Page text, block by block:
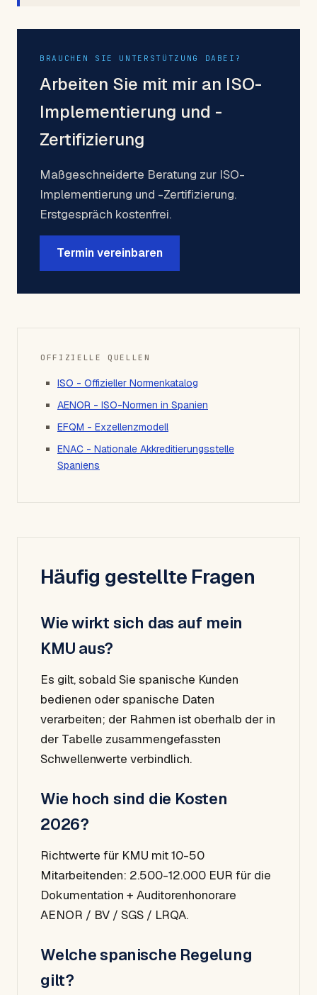
BRAUCHEN SIE UNTERSTÜTZUNG DABEI?
Arbeiten Sie mit mir an ISO-
Implementierung und -
Zertifizierung
Maßgeschneiderte Beratung zur ISO-
Implementierung und -Zertifizierung.
Erstgespräch kostenfrei.
Termin vereinbaren
OFFIZIELLE QUELLEN
ISO - Offizieller Normenkatalog
AENOR - ISO-Normen in Spanien
EFQM - Exzellenzmodell
ENAC - Nationale Akkreditierungsstelle
Spaniens
Häufig gestellte Fragen
Wie wirkt sich das auf mein
KMU aus?
Es gilt, sobald Sie spanische Kunden
bedienen oder spanische Daten
verarbeiten; der Rahmen ist oberhalb der in
der Tabelle zusammengefassten
Schwellenwerte verbindlich.
Wie hoch sind die Kosten
2026?
Richtwerte für KMU mit 10-50
Mitarbeitenden: 2.500-12.000 EUR für die
Dokumentation + Auditorenhonorare
AENOR / BV / SGS / LRQA.
Welche spanische Regelung
gilt?